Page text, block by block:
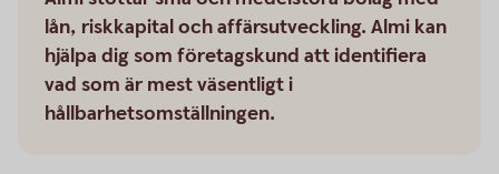
lån, riskkapital och affärsutveckling. Almi kan
hjälpa dig som företagskund att identifiera
vad som är mest väsentligt i
hållbarhetsomställningen.